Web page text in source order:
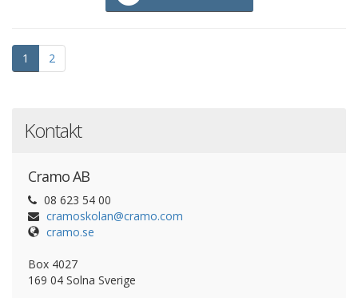
1 2
Kontakt
Cramo AB
08 623 54 00
m
o
c
.
o
m
a
r
c
@
n
a
l
o
k
s
o
m
a
r
c
cramo.se
Box 4027
169 04 Solna Sverige